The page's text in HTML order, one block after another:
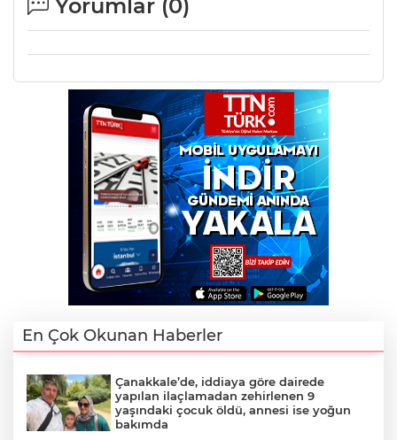
Yorumlar (0)
En Çok Okunan Haberler
Çanakkale’de, iddiaya göre dairede
yapılan ilaçlamadan zehirlenen 9
yaşındaki çocuk öldü, annesi ise yoğun
bakımda